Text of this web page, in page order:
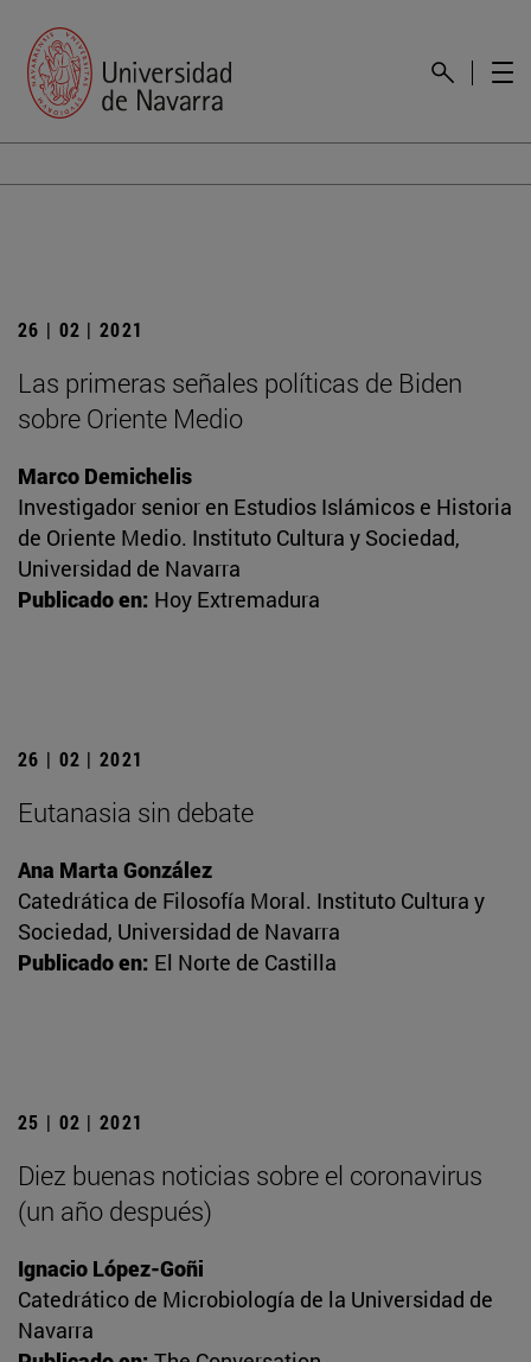
26 | 02 | 2021
Las primeras señales políticas de Biden
sobre Oriente Medio
Marco Demichelis
Investigador senior en Estudios Islámicos e Historia
de Oriente Medio. Instituto Cultura y Sociedad,
Universidad de Navarra
Publicado en: Hoy Extremadura
26 | 02 | 2021
Eutanasia sin debate
Ana Marta González
Catedrática de Filosofía Moral. Instituto Cultura y
Sociedad, Universidad de Navarra
Publicado en: El Norte de Castilla
25 | 02 | 2021
Diez buenas noticias sobre el coronavirus
(un año después)
Ignacio López-Goñi
Catedrático de Microbiología de la Universidad de
Navarra